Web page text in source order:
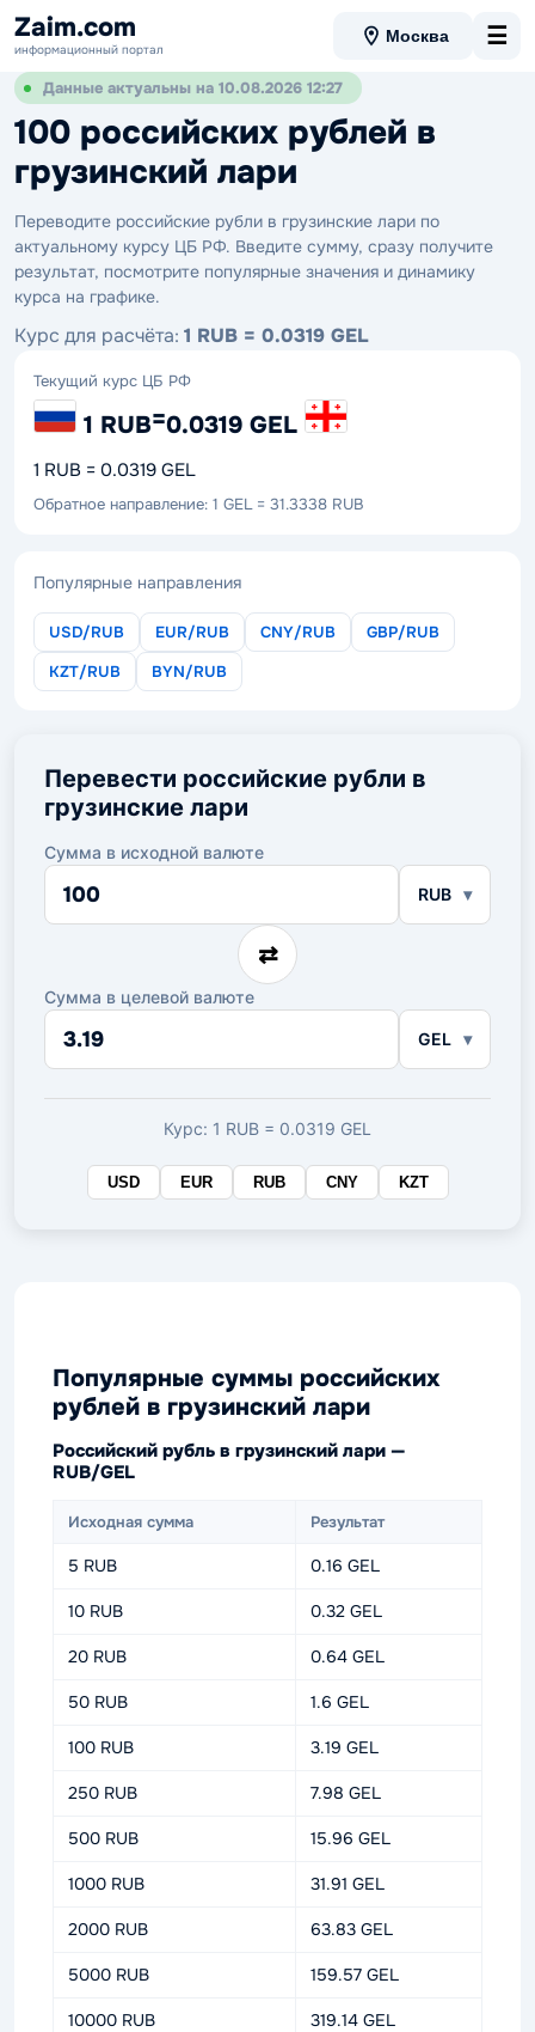
Zaim.com
информационный портал
Москва ☰
Данные актуальны на 10.08.2026 12:27
100 российских рублей в
грузинский лари
Переводите российские рубли в грузинские лари по
актуальному курсу ЦБ РФ. Введите сумму, сразу получите
результат, посмотрите популярные значения и динамику
курса на графике.
Курс для расчёта: 1 RUB = 0.0319 GEL
Текущий курс ЦБ РФ
1 RUB=0.0319 GEL
1 RUB = 0.0319 GEL
Обратное направление: 1 GEL = 31.3338 RUB
Популярные направления
USD/RUB EUR/RUB CNY/RUB
GBP/RUB
KZT/RUB
BYN/RUB
Перевести российские рубли в
грузинские лари
Сумма в исходной валюте
Сумма
исходной
RUB
⇄
Сумма в целевой валюте
Сумма
целевой
валюте
GEL
Курс: 1 RUB = 0.0319 GEL
USD EUR RUB CNY KZT
Популярные суммы российских
рублей в грузинский лари
Российский рубль в грузинский лари —
RUB/GEL
Исходная сумма Результат
5 RUB 0.16 GEL
10 RUB 0.32 GEL
20 RUB 0.64 GEL
50 RUB 1.6 GEL
100 RUB 3.19 GEL
250 RUB 7.98 GEL
500 RUB 15.96 GEL
1000 RUB 31.91 GEL
2000 RUB 63.83 GEL
5000 RUB 159.57 GEL
10000 RUB 319.14 GEL